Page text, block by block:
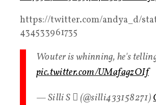
https://twitter.com/andya_d/
434533961735
Wouter is whinning, he's
pic.twitter.com/UMafagzOIf
— Silli S  (@silli433158271)